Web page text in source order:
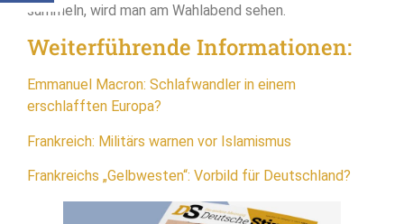
sammeln, wird man am Wahlabend sehen.
Weiterführende Informationen:
Emmanuel Macron: Schlafwandler in einem
erschlafften Europa?
Frankreich: Militärs warnen vor Islamismus
Frankreichs „Gelbwesten“: Vorbild für Deutschland?